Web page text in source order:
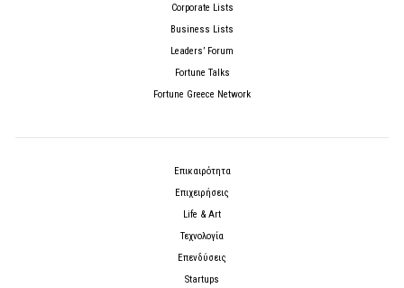
Corporate Lists
Business Lists
Leaders’ Forum
Fortune Talks
Fortune Greece Network
Επικαιρότητα
Επιχειρήσεις
Life & Art
Τεχνολογία
Επενδύσεις
Startups